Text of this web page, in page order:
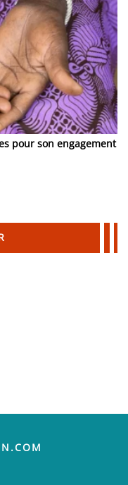
pour son engagement